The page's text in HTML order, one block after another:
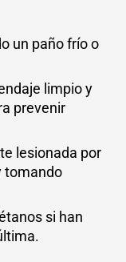
un paño frío o
limpio y
prevenir
lesionada por
tomando
si han